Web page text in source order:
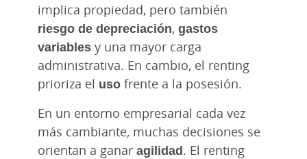
implica propiedad, pero también
riesgo de depreciación, gastos
variables y una mayor carga
administrativa. En cambio, el renting
prioriza el uso frente a la posesión.
En un entorno empresarial cada vez
más cambiante, muchas decisiones se
orientan a ganar agilidad. El renting